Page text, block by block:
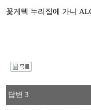
꽃게텍 누리집에 가니
답변 3